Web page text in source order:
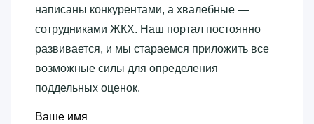
написаны конкурентами, а хвалебные —
сотрудниками ЖКХ. Наш портал постоянно
развивается, и мы стараемся приложить все
возможные силы для определения
поддельных оценок.
Ваше имя